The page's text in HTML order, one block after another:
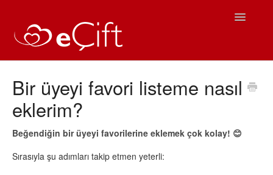
Toggle
Sıkça Sorulan Sorular
iOS Yardım
Bir üyeyi favori listeme nasıl
eklerim?
Beğendiğin bir üyeyi favorilerine eklemek çok kolay! 😊
Sırasıyla şu adımları takip etmen yeterli: